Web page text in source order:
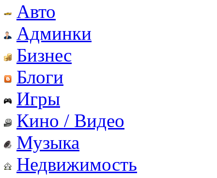
Авто
Админки
Бизнес
Блоги
Игры
Кино / Видео
Музыка
Недвижимость